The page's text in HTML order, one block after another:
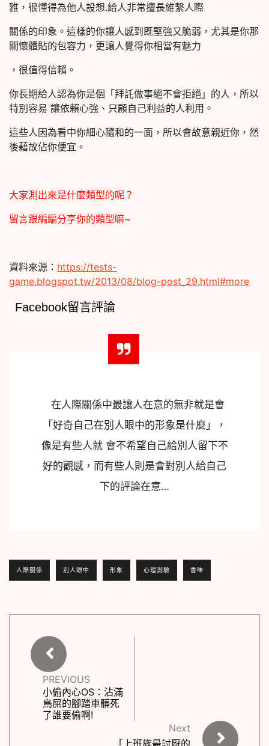
雅，很懂得為他人設想.給人非常擅長維繫人際
關係的印象。這樣的你讓人感到既堅強又脆弱，尤其是你那
關懷體貼的包容力，更讓人覺得你相當有魅力
，很值得信賴。
你長期給人認為你是個「拜託做事絕不會拒絕」的人，所以
特別容易 讓依賴心強、只顧自己利益的人利用。
這些人因為看中你細心隨和的一面，所以會故意親近你，然
後藉故佔你便宜。
大家測出來是什麼類型的呢？
留言跟編編分享你的類型嘛~
資料來源： https://tests-
game.blogspot.tw/2013/08/blog-post_29.html#more
Facebook留言評論
在人際關係中最讓人在意的無非就是會
「好奇自己在別人眼中的形象是什麼」，
像是有些人就 會不希望自己給別人留下不
好的觀感，而有些人則是會對別人給自己
下的評論在意…
人際關係 別人眼中 形象 心理測驗 香味
PREVIOUS
小偷內心OS：沾滿
鳥屎的腳踏車髒死
了誰要偷啊!
Next
「上班族最討厭的